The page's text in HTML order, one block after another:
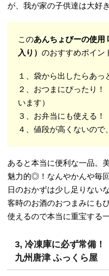
が、我が家の子供達は大好
このあんちょびーの使用
入り） のおすすめポイン
１、袋から出したらあっ
２、おつまにぴったり
います）
３、お弁当にも使える！
４、値段が高くないので
あると本当に便利な一品。
魅力的◎！なんやかんや毎
日のおかずは少し足りない
客時のお酒のおつまみにも
使えるので本当に重宝する
3, 冷凍庫に必ず常備！
九州唐津 ふっくら屋